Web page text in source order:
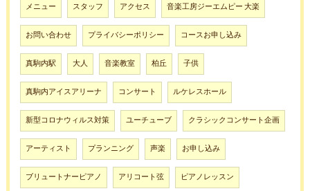
メニュー スタッフ アクセス 音楽工房ジーエムピー 大楽
お問い合わせ プライバシーポリシー コースお申し込み
真駒内駅 大人 音楽教室 柏丘 子供
真駒内アイスアリーナ コンサート ルケレスホール
新型コロナウィルス対策 ユーチューブ クラシックコンサート企画
アーティスト プランニング 声楽 お申し込み
ブリュートナーピアノ アリコート弦 ピアノレッスン